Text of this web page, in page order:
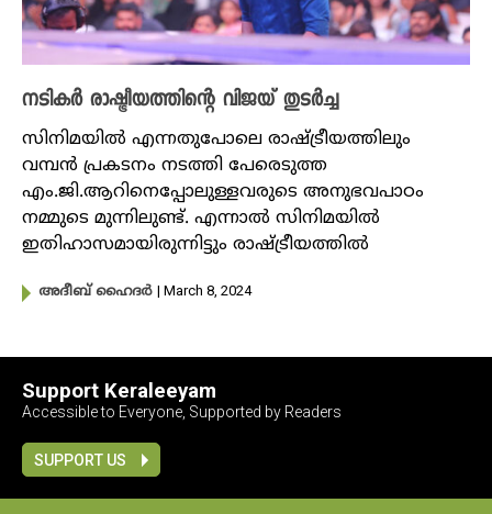
നടിക‍ർ രാഷ്ട്രീയത്തിന്റെ വിജയ് തുട‍ർച്ച
സിനിമയിൽ എന്നതുപോലെ രാഷ്ട്രീയത്തിലും
വമ്പൻ പ്രകടനം നടത്തി പേരെടുത്ത
എം.ജി.ആറിനെപ്പോലുള്ളവരുടെ അനുഭവപാഠം
നമ്മുടെ മുന്നിലുണ്ട്. എന്നാൽ സിനിമയിൽ
ഇതിഹാസമായിരുന്നിട്ടും രാഷ്ട്രീയത്തിൽ
അദീബ് ഹൈദര്‍ | March 8, 2024
Support Keraleeyam
Accessible to Everyone, Supported by Readers
SUPPORT US